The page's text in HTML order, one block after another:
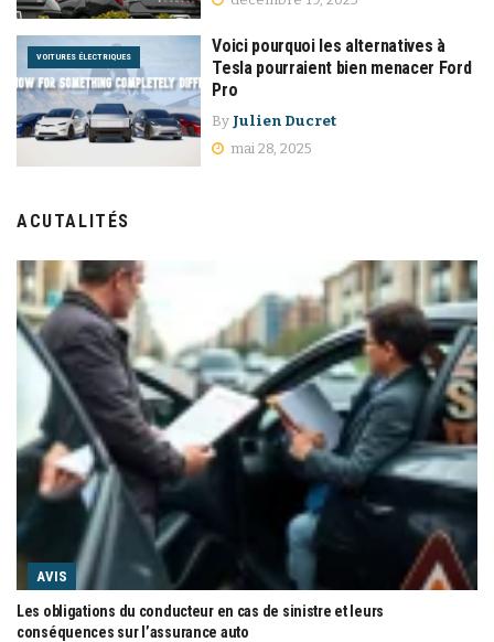
VOITURES ÉLECTRIQUES
Voici pourquoi les alternatives à
Tesla pourraient bien menacer Ford
Pro
By Julien Ducret
mai 28, 2025
ACUTALITÉS
AVIS
Les obligations du conducteur en cas de sinistre et leurs
conséquences sur l’assurance auto